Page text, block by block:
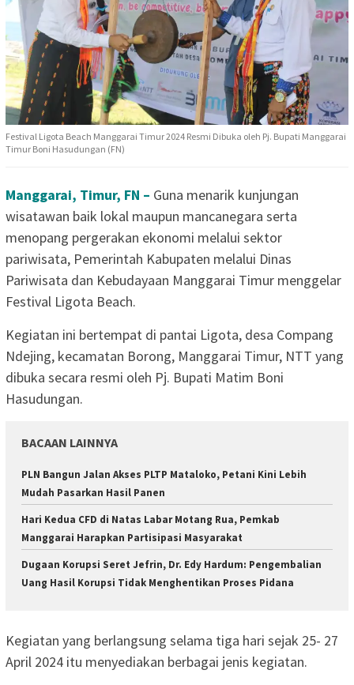
Festival Ligota Beach Manggarai Timur 2024 Resmi Dibuka oleh Pj. Bupati Manggarai
Timur Boni Hasudungan (FN)
Manggarai, Timur, FN – Guna menarik kunjungan
wisatawan baik lokal maupun mancanegara serta
menopang pergerakan ekonomi melalui sektor
pariwisata, Pemerintah Kabupaten melalui Dinas
Pariwisata dan Kebudayaan Manggarai Timur menggelar
Festival Ligota Beach.
Kegiatan ini bertempat di pantai Ligota, desa Compang
Ndejing, kecamatan Borong, Manggarai Timur, NTT yang
dibuka secara resmi oleh Pj. Bupati Matim Boni
Hasudungan.
BACAAN LAINNYA
PLN Bangun Jalan Akses PLTP Mataloko, Petani Kini Lebih
Mudah Pasarkan Hasil Panen
Hari Kedua CFD di Natas Labar Motang Rua, Pemkab
Manggarai Harapkan Partisipasi Masyarakat
Dugaan Korupsi Seret Jefrin, Dr. Edy Hardum: Pengembalian
Uang Hasil Korupsi Tidak Menghentikan Proses Pidana
Kegiatan yang berlangsung selama tiga hari sejak 25- 27
April 2024 itu menyediakan berbagai jenis kegiatan.